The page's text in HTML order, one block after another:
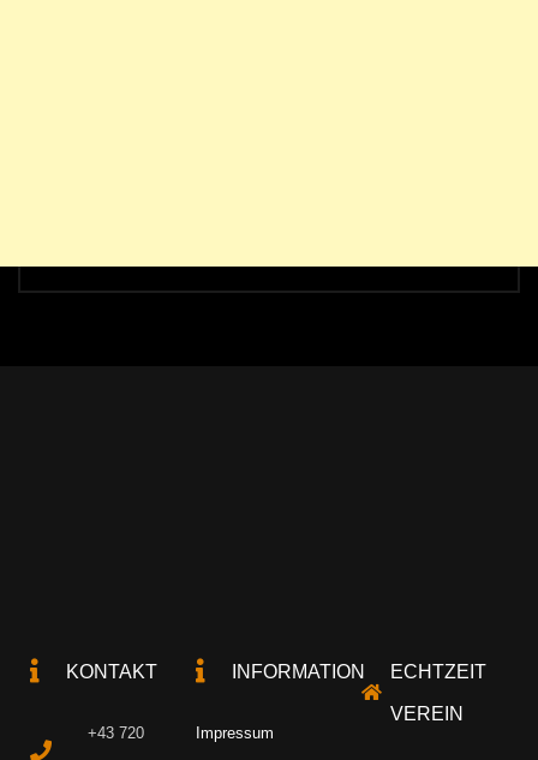
KONTAKT
+43 720
INFORMATION
Impressum
ECHTZEIT
VEREIN